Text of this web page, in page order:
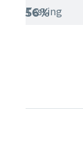
Testing
56%